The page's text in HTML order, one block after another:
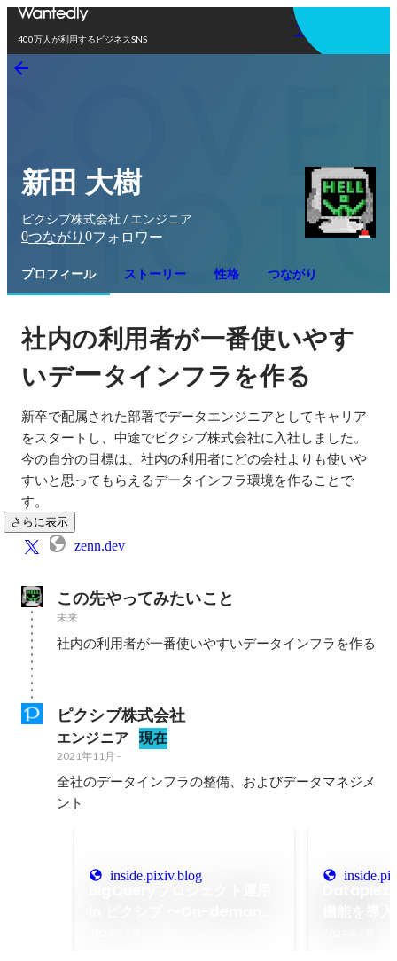
400万人が利用するビジネスSNS
アプリを使う
新田 大樹
ピクシブ株式会社 / エンジニア
0つながり 0フォロワー
プロフィール ストーリー 性格 つながり
社内の利用者が一番使いやす
いデータインフラを作る
新卒で配属された部署でデータエンジニアとしてキャリア
をスタートし、中途でピクシブ株式会社に入社しました。
今の自分の目標は、社内の利用者にどの会社よりも使いや
すいと思ってもらえるデータインフラ環境を作ることで
す。
さらに表示
zenn.dev
この先やってみたいこと
未来
社内の利用者が一番使いやすいデータインフラを作る
ピクシブ株式会社
エンジニア 現在
2021年11月 -
全社のデータインフラの整備、およびデータマネジメ
ント
inside.pixiv.blog